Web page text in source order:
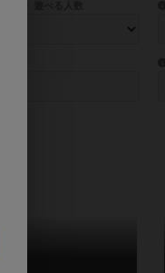
ができます。
す。
ーフ・ストーリーを指定するこ